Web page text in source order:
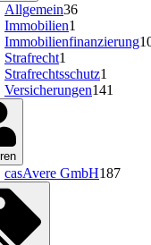
Allgemein36
Immobilien1
Immobilienfinanzierung
Strafrecht1
Strafrechtsschutz1
Versicherungen141
casAvere GmbH187